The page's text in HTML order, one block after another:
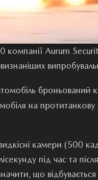
Aurum
броньований
на
камери (500
під час та
що